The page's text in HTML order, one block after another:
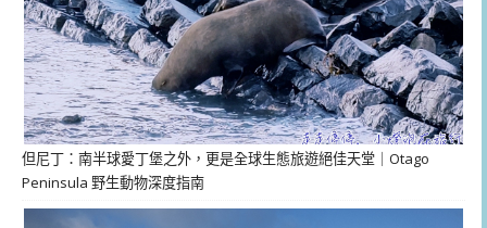
但尼丁：南半球愛丁堡之外，更是全球生態旅遊絕佳天堂｜Otago
Peninsula 野生動物深度指南